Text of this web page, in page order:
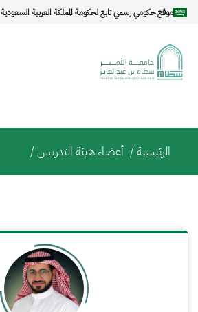
تجاوز
الرئيسي
موقع حكومي رسمي تابع لحكومة المملكة العربية السعودية
Breadcrumb
الرئيسية/ أعضاء هيئة التدريس /